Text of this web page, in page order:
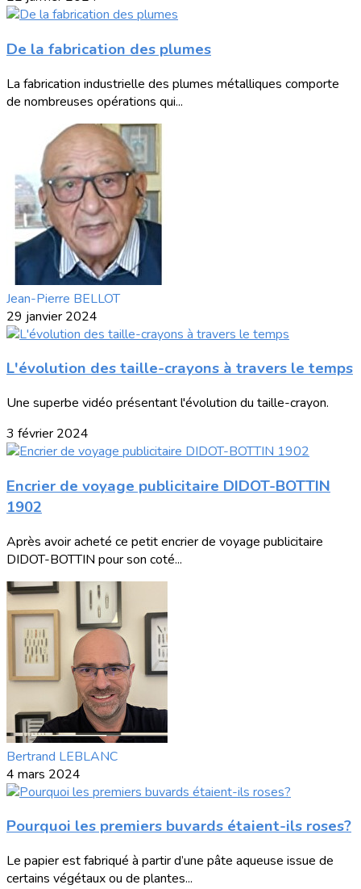
De la fabrication des plumes
La fabrication industrielle des plumes métalliques comporte
de nombreuses opérations qui...
Jean-Pierre BELLOT
29 janvier 2024
L'évolution des taille-crayons à travers le temps
Une superbe vidéo présentant l'évolution du taille-crayon.
3 février 2024
Encrier de voyage publicitaire DIDOT-BOTTIN
1902
Après avoir acheté ce petit encrier de voyage publicitaire
DIDOT-BOTTIN pour son coté...
Bertrand LEBLANC
4 mars 2024
Pourquoi les premiers buvards étaient-ils roses?
Le papier est fabriqué à partir d’une pâte aqueuse issue de
certains végétaux ou de plantes...